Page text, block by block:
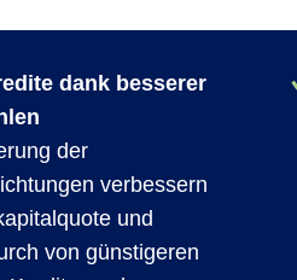
dank besserer
der
verbessern
und
von günstigeren